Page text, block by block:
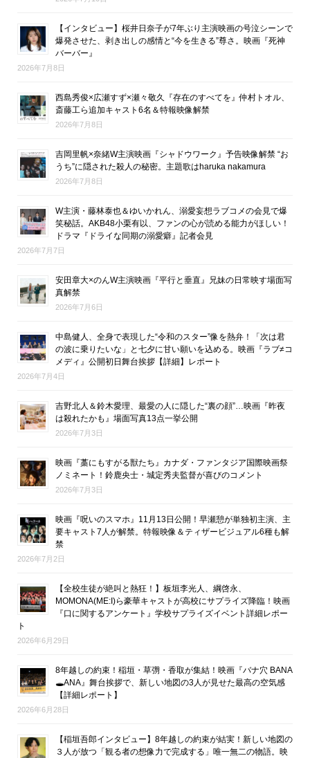
【インタビュー】桜井日奈子が7年ぶり主演映画の号泣シーンで
爆発させた、剥き出しの感情と“今を生きる”尊さ。映画『死神
バーバー』
2026年7月8日
西島秀俊×広瀬すず×瀬々敬久『存在のすべてを』仲村トオル、
斎藤工ら追加キャスト6名＆特報映像解禁
2026年7月8日
吉岡里帆×奈緒W主演映画『シャドウワーク』予告映像解禁 “お
うち”に隠された殺人の秘密。主題歌はharuka nakamura
2026年7月8日
W主演・藤林泰也＆ゆいかれん、溺愛妄想ラブコメの会見で爆
笑秘話。AKB48小栗有以、ファンの心が読める能力がほしい！
ドラマ『ドライな同期の溺愛癖』記者会見
2026年7月7日
安田章大×のんW主演映画『平行と垂直』兄妹の日常映す場面写
真解禁
2026年7月6日
中島健人、全身で表現した“令和のスター”像を熱弁！「次は君
の波に乗りたいな」と七夕に甘い願いを込める。映画『ラブ≠コ
メディ』公開初日舞台挨拶【詳細】レポート
2026年7月4日
吉野北人＆鈴木愛理、最愛の人に隠した“裏の顔”…映画『昨夜
は殺れたかも』場面写真13点一挙公開
2026年7月3日
映画『藁にもすがる獣たち』カナダ・ファンタジア国際映画祭
ノミネート！鈴鹿央士・城定秀夫監督が喜びのコメント
2026年7月3日
映画『呪いのスマホ』11月13日公開！早瀬憩が単独初主演、主
要キャスト7人が解禁。特報映像＆ティザービジュアル6種も解
禁
2026年7月2日
【全校生徒が絶叫と熱狂！】板垣李光人、綱啓永、
MOMONA(ME:I)ら豪華キャストが高校にサプライズ降臨！映画
『口に関するアンケート』学校サプライズイベント詳細レポー
ト
2026年6月29日
8年越しの約束！稲垣・草彅・香取が集結！映画『バナ穴 BANA
🕳ANA』舞台挨拶で、新しい地図の3人が見せた最高の空気感
【詳細レポート】
2026年6月28日
【稲垣吾郎インタビュー】8年越しの約束が結実！新しい地図の
３人が放つ「観る者の想像力で完成する」唯一無二の物語。映